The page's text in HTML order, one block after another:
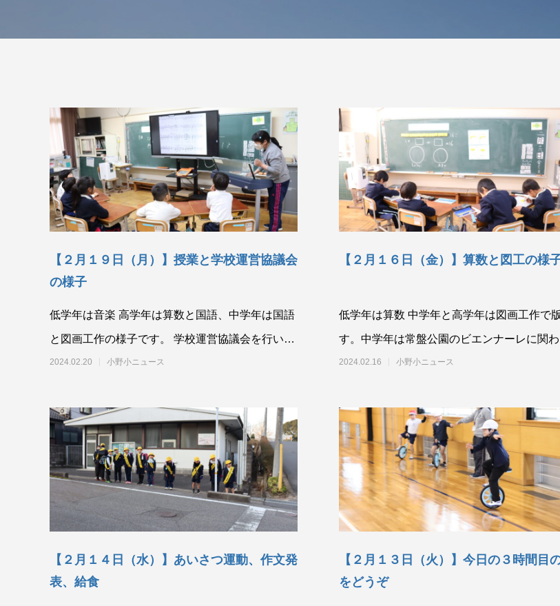
【２月１９日（月）】授業と学校運営協議会
の様子
低学年は音楽 高学年は算数と国語、中学年は国語
と図画工作の様子です。 学校運営協議会を行いま
した
2024.02.20 小野小ニュース
【２月１６日（金）】算数と図工の様
低学年は算数 中学年と高学年は図画工作で
す。中学年は常盤公園のビエンナーレに関
ている学芸員さ
2024.02.16 小野小ニュース
【２月１４日（水）】あいさつ運動、作文発
表、給食
【２月１３日（火）】今日の３時間目
をどうぞ